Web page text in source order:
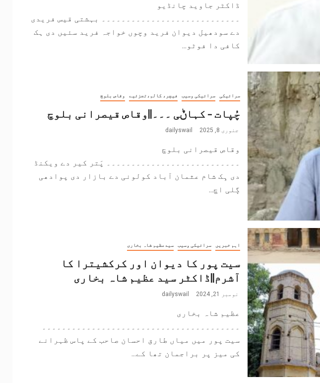
ڈاکٹر جاوید چانڈیو
۔۔۔۔۔۔۔۔۔۔۔۔۔۔۔۔۔۔۔۔۔۔۔۔۔۔۔۔ بہشتی قیس فریدی
دے سودھیل دیوان فرید وچوں خواجہ فرید سئیں دی ہک
کافی دا فوٹو...
سرائیکی سرائیکی وسیب فیچر، کالم،تجزئیے وقاص بلوچ
چُپات – کہاݨی ۔۔۔||وقاص قیصرانی بلوچ
جنوری 8, 2025 dailyswail
وقاص قیصرانی بلوچ
۔۔۔۔۔۔۔۔۔۔۔۔۔۔۔۔۔۔۔۔۔۔۔۔۔۔۔ پَتر کیر دے ویکنڈ
دی ہِک شام عثمان آباد کولونی دے بازار دی پوادھی
ڳلی اچ...
اہم خبریں سرائیکی وسیب سیدعظیم شاہ بخاری
سیت پور کا دیوان اور کرکشیترا کا
آشرم||ڈاکٹر سید عظیم شاہ بخاری
نومبر 21, 2024 dailyswail
عظیم شاہ بخاری
سیت پور میں میاں طارق احسان صاحب کے پاس ظہرانے
کی میز پر براجمان تھا کے...